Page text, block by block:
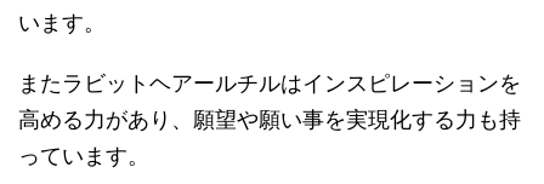
います。
またラビットヘアールチルはインスピレーションを
高める力があり、願望や願い事を実現化する力も持
っています。